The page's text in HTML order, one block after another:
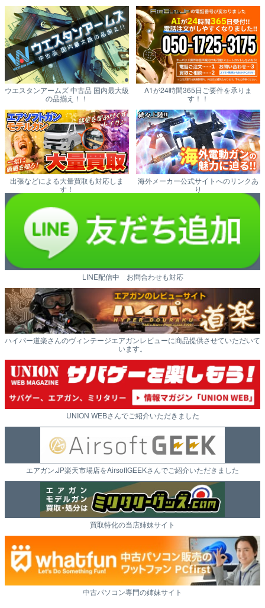
ウエスタンアームズ 中古品 国内最大級
の品揃え！！
A1が24時間365日ご要件を承りま
す！！
出張などによる大量買取も対応しま
す！
海外メーカー公式サイトへのリンクあ
り
LINE配信中 お問合わせも対応
ハイパー道楽さんのヴィンテージエアガンレビューに商品提供させていただいて
います。
UNION WEBさんでご紹介いただきました
エアガン.JP楽天市場店をAirsoftGEEKさんでご紹介いただきました
買取特化の当店姉妹サイト
中古パソコン専門の姉妹サイト